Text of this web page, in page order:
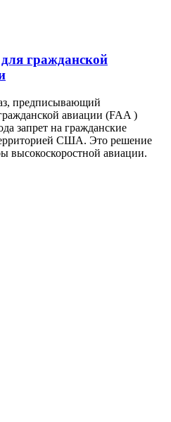
гражданской
предписывающий
авиации (FAA )
запрет на гражданские
США. Это решение
высокоскоростной авиации.